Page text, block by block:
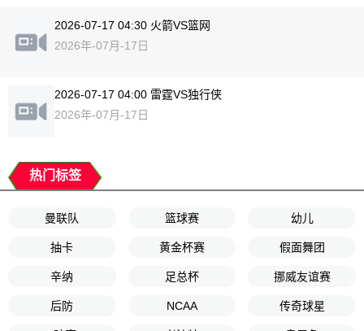
2026-07-17 04:30 火箭VS篮网
2026年-07月-17日
2026-07-17 04:00 雷霆VS独行侠
2026年-07月-17日
热门标签
曼联队 篮球赛 幼儿
抽卡 黄金杯赛 假面舞团
辛纳 足总杯 挪威友谊赛
后防 NCAA 传奇球星